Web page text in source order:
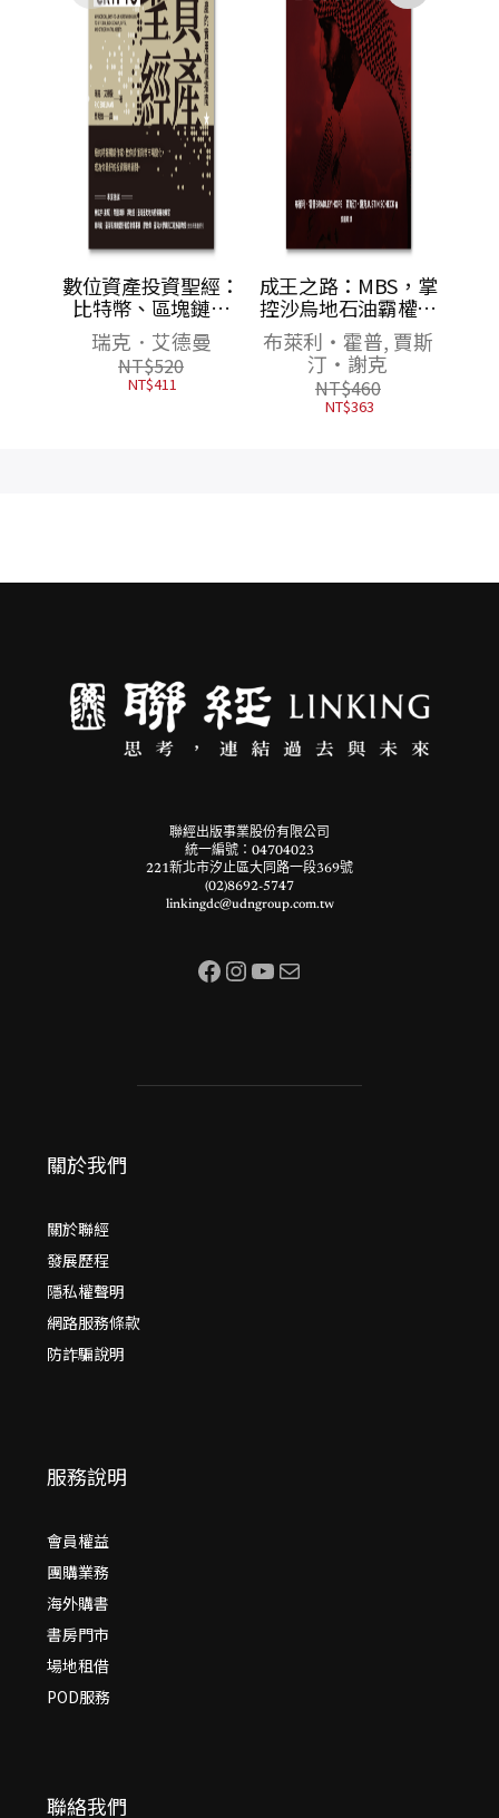
成王之路：MBS，掌
控沙烏地石油霸權、
撼動世界經濟的暗黑
王儲
布萊利・霍普, 賈斯
汀・謝克
NT$460
聯經出版事業股份有限公司
統一編號：04704023
221新北市汐止區大同路一段369號
(02)8692-5747
linkingdc@udngroup.com.tw
Facebook InstagramYouTube 電子郵件
關於我們
關於聯經
發展歷程
隱私權聲明
網路服務條款
防詐騙說明
服務說明
會員權益
團購業務
海外購書
書房門市
場地租借
POD服務
聯絡我們